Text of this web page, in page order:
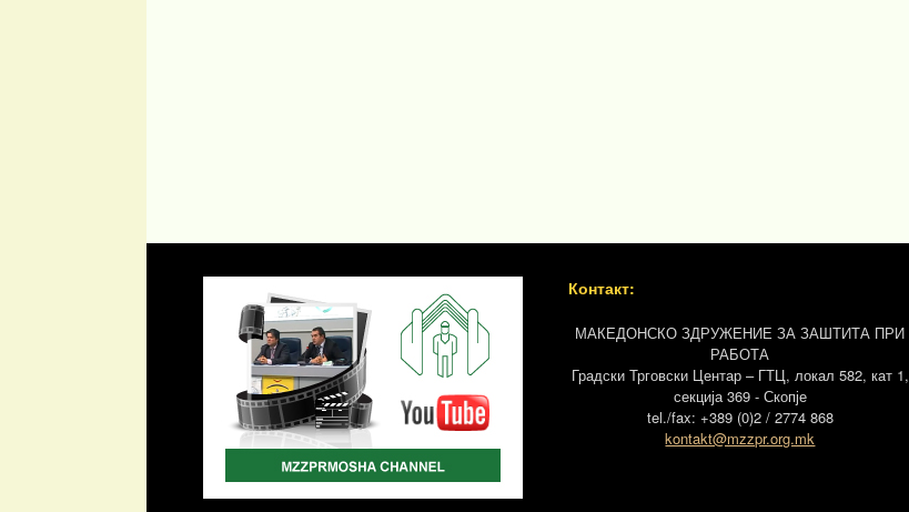
Контакт:
МАКЕДОНСКО ЗДРУЖЕНИЕ ЗА ЗАШТИТА ПРИ
РАБОТА
Градски Трговски Центар – ГТЦ, локал 582, кат 1,
секција 369 - Скопје
tel./fax: +389 (0)2 / 2774 868
kontakt@mzzpr.org.mk